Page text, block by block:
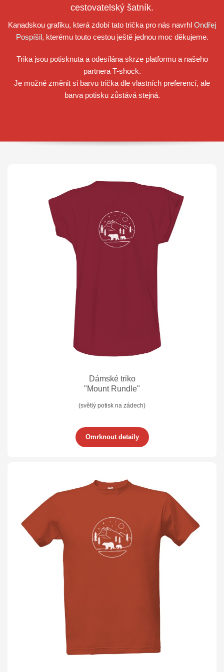
cestovatelský šatník.
Kanadskou grafiku, která zdobí tato trička pro nás navrhl Ondřej
Pospíšil, kterému touto cestou ještě jednou moc děkujeme.
Trika jsou potisknuta a odesílána skrze platformu a našeho
partnera T-shock.
Je možné změnit si barvu trička dle vlastních preferencí, ale
barva potisku zůstává stejná.
Dámské triko
"Mount Rundle"
(světlý potisk na zádech)
Omrknout detaily